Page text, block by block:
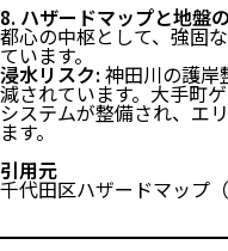
8. ハザードマップと地盤
都心の中枢として、強固
ています。
浸水リスク:神田川の護岸
減されています。大手町
システムが整備され、エ
ます。
引用元
千代田区ハザードマップ（